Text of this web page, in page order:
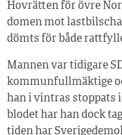
Hovrätten för övre
domen mot
dömts för både
Mannen var tidigare
kommunfullmäktige
han i vintras stoppats
blodet har han dock
tiden har